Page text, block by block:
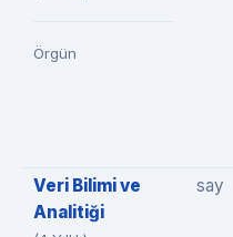
Örgün
Veri Bilimi ve
Analitiği
say